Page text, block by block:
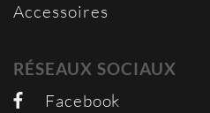
Accessoires
RÉSEAUX SOCIAUX
Facebook